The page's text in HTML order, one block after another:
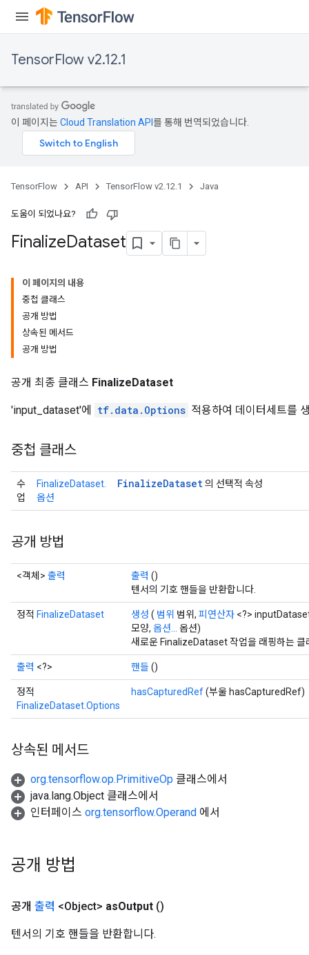
TensorFlow v2.12.1
이 페이지는Cloud Translation API 를 통해 번역되었습니다.
TensorFlow API TensorFlow v2.12.1 Java
도움이 되었나요?
FinalizeDataset
이 페이지의 내용
중첩 클래스
공개 방법
상속된 메서드
공개 방법
공개 최종 클래스 FinalizeDataset
'input_dataset'에 tf.data.Options 적용하여 데이터세트를
중첩 클래스
수
업
FinalizeDataset.
옵션
FinalizeDataset의 선택적 속성
공개 방법
<객체> 출력 출력 ()
텐서의 기호 핸들을 반환합니다.
정적 FinalizeDataset 생성 ( 범위 범위, 피연산자 <?>
모양, 옵션...
옵션)
새로운 FinalizeDataset 작업을 래핑하는 클
출력 <?> 핸들()
정적
FinalizeDataset.Options
hasCapturedRef(부울 hasCapturedRef)
상속된 메서드
org.tensorflow.op.PrimitiveOp 클래스에서
java.lang.Object 클래스에서
인터페이스 org.tensorflow.Operand 에서
공개 방법
공개 출력 <Object> asOutput ()
텐서의 기호 핸들을 반환합니다.